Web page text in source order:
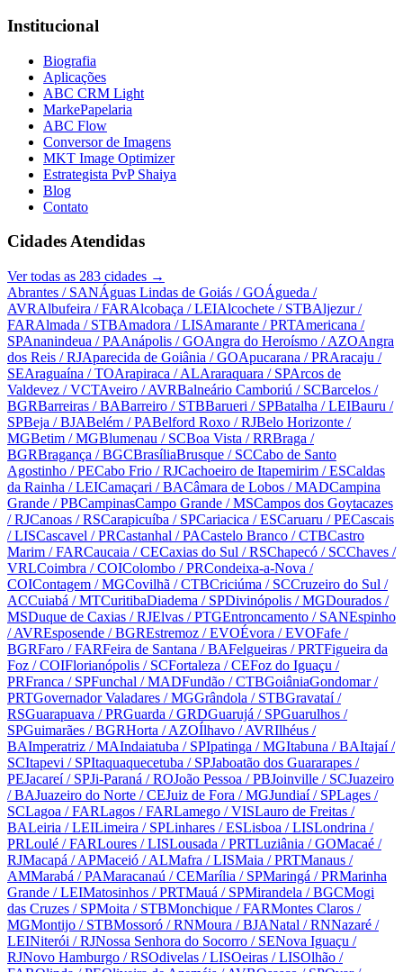
Institucional
Biografia
Aplicações
ABC CRM Light
MarkePapelaria
ABC Flow
Conversor de Imagens
MKT Image Optimizer
Estrategista PvP Shaiya
Blog
Contato
Cidades Atendidas
Ver todas as 283 cidades →
Abrantes / SANÁguas Lindas de Goiás / GOÁgueda /
AVRAlbufeira / FARAlcobaça / LEIAlcochete / STBAljezur/
FARAlmada / STBAmadora / LISAmarante / PRTAmericana /
SPAnanindeua / PAAnápolis / GOAngra do Heroísmo / AZOAngra
dos Reis / RJAparecida de Goiânia / GOApucarana / PRAracaju /
SEAraguaína / TOArapiraca / ALAraraquara / SPArcos de
Valdevez / VCTAveiro / AVRBalneário Camboriú / SCBarcelos /
BGRBarreiras / BABarreiro / STBBarueri / SPBatalha / LEIBauru /
SPBeja / BJABelém / PABelford Roxo / RJBelo Horizonte /
MGBetim / MGBlumenau / SCBoa Vista / RRBraga /
BGRBragança / BGCBrasíliaBrusque / SCCabo de Santo
Agostinho / PECabo Frio / RJCachoeiro de Itapemirim / ESCaldas
da Rainha / LEICamaçari / BACâmara de Lobos / MADCampina
Grande / PBCampinasCampo Grande / MSCampos dos Goytacazes
/ RJCanoas / RSCarapicuíba / SPCariacica / ESCaruaru / PECascais
/ LISCascavel / PRCastanhal / PACastelo Branco / CTBCastro
Marim / FARCaucaia / CECaxias do Sul / RSChapecó / SCChaves /
VRLCoimbra / COIColombo / PRCondeixa-a-Nova /
COIContagem / MGCovilhã / CTBCriciúma / SCCruzeiro do Sul /
ACCuiabá / MTCuritibaDiadema / SPDivinópolis / MGDourados /
MSDuque de Caxias / RJElvas / PTGEntroncamento / SANEspinho
/ AVREsposende / BGREstremoz / EVOÉvora / EVOFafe /
BGRFaro / FARFeira de Santana / BAFelgueiras / PRTFigueira da
Foz / COIFlorianópolis / SCFortaleza / CEFoz do Iguaçu /
PRFranca / SPFunchal / MADFundão / CTBGoiâniaGondomar/
PRTGovernador Valadares / MGGrândola / STBGravataí/
RSGuarapuava / PRGuarda / GRDGuarujá / SPGuarulhos /
SPGuimarães / BGRHorta / AZOÍlhavo / AVRIlhéus /
BAImperatriz / MAIndaiatuba / SPIpatinga / MGItabuna / BAItajaí/
SCItapevi / SPItaquaquecetuba / SPJaboatão dos Guararapes /
PEJacareí/ SPJi-Paraná / ROJoão Pessoa / PBJoinville / SCJuazeiro
/ BAJuazeiro do Norte / CEJuiz de Fora / MGJundiaí/ SPLages /
SCLagoa / FARLagos / FARLamego / VISLauro de Freitas /
BALeiria / LEILimeira / SPLinhares / ESLisboa / LISLondrina /
PRLoulé / FARLoures / LISLousada / PRTLuziânia / GOMacaé /
RJMacapá / APMaceió / ALMafra / LISMaia / PRTManaus /
AMMarabá / PAMaracanaú / CEMarília / SPMaringá / PRMarinha
Grande / LEIMatosinhos / PRTMauá / SPMirandela / BGCMogi
das Cruzes / SPMoita / STBMonchique / FARMontes Claros /
MGMontijo / STBMossoró / RNMoura / BJANatal / RNNazaré /
LEINiterói / RJNossa Senhora do Socorro / SENova Iguaçu /
RJNovo Hamburgo / RSOdivelas / LISOeiras / LISOlhão /